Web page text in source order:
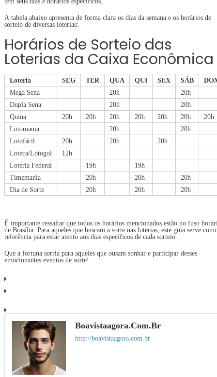
A tabela abaixo apresenta de forma clara os dias da semana e os horários de
sorteio de diversas loterias:
Horários de Sorteio das
Loterias da Caixa Econômica
Loteria SEG TER QUA QUI SEX SÁB
Mega Sena
20h
20h
Dupla Sena
20h
20h
Quina
20h 20h 20h 20h 20h 20h
20h
Lotomania
20h
20h
Lotofácil
20h 20h
20h
Loteca/Lotogol
12h
Loteria Federal
19h
19h
Timemania
20h 20h
20h
Dia de Sorte
20h 20h 20h
É importante ressaltar que todos os horários mencionados estão no fuso
de Brasília. Para aqueles que buscam a sorte nas loterias, este guia serve
referência para estar atento aos dias específicos de cada sorteio.
Que a fortuna sorria para aqueles que ousam sonhar e participar desses
emocionantes eventos de sorte!
Boavistaagora.com.br
http://boavistaagora.com.br